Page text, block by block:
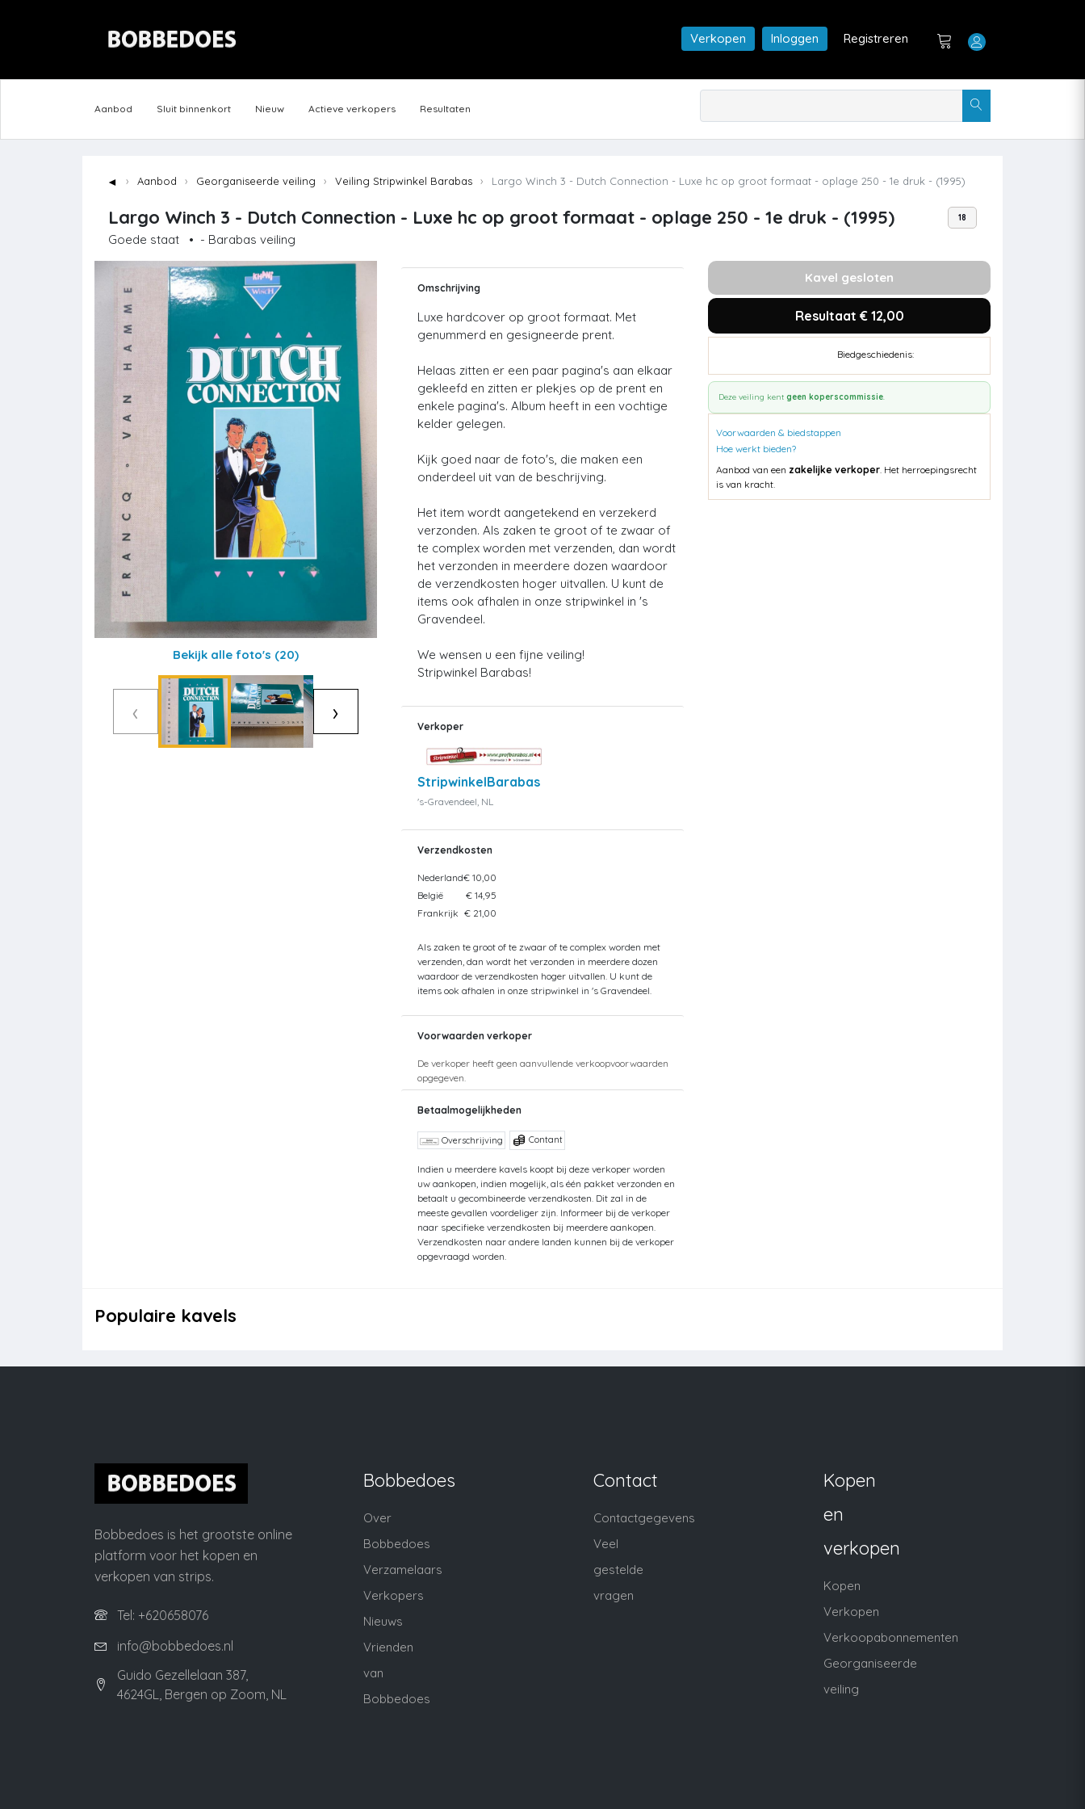
Verkopen Inloggen Registreren
Aanbod Sluit binnenkort Nieuw Actieve verkopers Resultaten
◄ Aanbod Georganiseerde veiling Veiling Stripwinkel Barabas Largo Winch 3 - Dutch Connection - Luxe hc op groot formaat - oplage 250 - 1e druk - (1995)
Largo Winch 3 - Dutch Connection - Luxe hc op groot formaat - oplage 250 - 1e druk - (1995)
Goede staat • - Barabas veiling
18
Bekijk alle foto's (20)
‹ ›
Omschrijving
Luxe hardcover op groot formaat. Met
genummerd en gesigneerde prent.
Helaas zitten er een paar pagina's aan elkaar
gekleefd en zitten er plekjes op de prent en
enkele pagina's. Album heeft in een vochtige
kelder gelegen.
Kijk goed naar de foto's, die maken een
onderdeel uit van de beschrijving.
Het item wordt aangetekend en verzekerd
verzonden. Als zaken te groot of te zwaar of
te complex worden met verzenden, dan wordt
het verzonden in meerdere dozen waardoor
de verzendkosten hoger uitvallen. U kunt de
items ook afhalen in onze stripwinkel in 's
Gravendeel.
We wensen u een fijne veiling!
Stripwinkel Barabas!
Verkoper
StripwinkelBarabas
's-Gravendeel, NL
Verzendkosten
Nederland€ 10,00
België
€ 14,95
Frankrijk € 21,00
Als zaken te groot of te zwaar of te complex worden met
verzenden, dan wordt het verzonden in meerdere dozen
waardoor de verzendkosten hoger uitvallen. U kunt de
items ook afhalen in onze stripwinkel in 's Gravendeel.
Voorwaarden verkoper
De verkoper heeft geen aanvullende verkoopvoorwaarden
opgegeven.
Betaalmogelijkheden
Overschrijving Contant
Indien u meerdere kavels koopt bij deze verkoper worden
uw aankopen, indien mogelijk, als één pakket verzonden en
betaalt u gecombineerde verzendkosten. Dit zal in de
meeste gevallen voordeliger zijn. Informeer bij de verkoper
naar specifieke verzendkosten bij meerdere aankopen.
Verzendkosten naar andere landen kunnen bij de verkoper
opgevraagd worden.
Kavel gesloten
Resultaat € 12,00
Biedgeschiedenis:
Deze veiling kent geen koperscommissie.
Voorwaarden & biedstappen
Hoe werkt bieden?
Aanbod van een zakelijke verkoper. Het herroepingsrecht
is van kracht.
Populaire kavels
Bobbedoes is het grootste online
platform voor het kopen en
verkopen van strips.
Tel: +620658076
info@bobbedoes.nl
Guido Gezellelaan 387,
4624GL, Bergen op Zoom, NL
Bobbedoes
Over
Bobbedoes
Verzamelaars
Verkopers
Nieuws
Vrienden
van
Bobbedoes
Contact
Contactgegevens
Veel
gestelde
vragen
Kopen
en
verkopen
Kopen
Verkopen
Verkoopabonnementen
Georganiseerde
veiling